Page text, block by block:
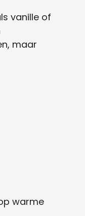
vanille of
maar
warme